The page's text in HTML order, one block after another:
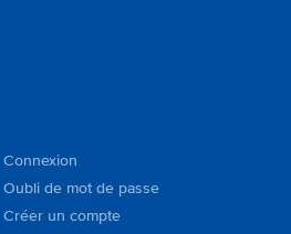
Connexion
Oubli de mot de passe
Créer un compte